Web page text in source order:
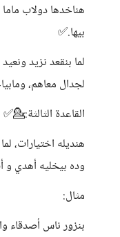
هناخدها دولاب
بيها.✅️
لما بنقعد نزيد
لجدال معاهم،
القاعدة الثالثة:💁✅️
هنديله اختيارات،
وده بيخليه أهدي و
مثال:
بنزور ناس أصدقاء